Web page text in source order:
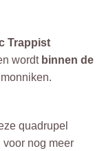
Trappist
wordt binnen de
quadrupel
voor nog meer